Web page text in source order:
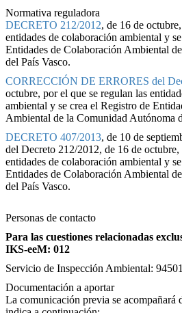
Normativa reguladora
DECRETO 212/2012, de 16 de
entidades de colaboración ambiental y
Entidades de Colaboración Ambiental
del País Vasco.
CORRECCIÓN DE ERRORES del
octubre, por el que se regulan las
ambiental y se crea el Registro de
Ambiental de la Comunidad Autónoma
DECRETO 407/2013, de 10 de
del Decreto 212/2012, de 16 de
entidades de colaboración ambiental y
Entidades de Colaboración Ambiental
del País Vasco.
Personas de contacto
Para las cuestiones relacionadas
IKS-eeM: 012
Servicio de Inspección Ambiental:
Documentación a aportar
La comunicación previa se acompañará